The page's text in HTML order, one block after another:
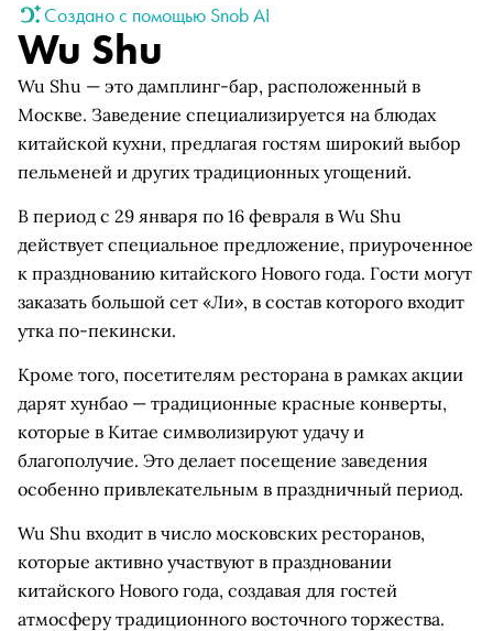
Создано с помощью Snob AI
Wu Shu
Wu Shu — это дамплинг-бар, расположенный в
Москве. Заведение специализируется на блюдах
китайской кухни, предлагая гостям широкий выбор
пельменей и других традиционных угощений.
В период с 29 января по 16 февраля в Wu Shu
действует специальное предложение, приуроченное
к празднованию китайского Нового года. Гости могут
заказать большой сет «Ли», в состав которого входит
утка по-пекински.
Кроме того, посетителям ресторана в рамках акции
дарят хунбао — традиционные красные конверты,
которые в Китае символизируют удачу и
благополучие. Это делает посещение заведения
особенно привлекательным в праздничный период.
Wu Shu входит в число московских ресторанов,
которые активно участвуют в праздновании
китайского Нового года, создавая для гостей
атмосферу традиционного восточного торжества.